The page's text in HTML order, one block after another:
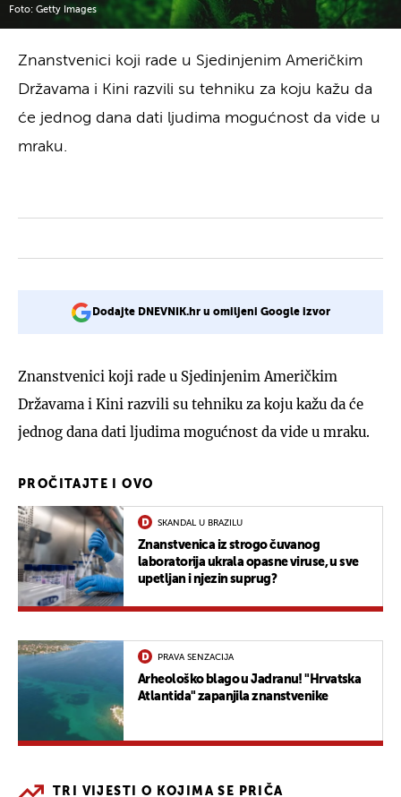
Foto: Getty Images
Znanstvenici koji rade u Sjedinjenim Američkim
Državama i Kini razvili su tehniku za koju kažu da
će jednog dana dati ljudima mogućnost da vide u
mraku.
Dodajte DNEVNIK.hr u omiljeni Google izvor
Znanstvenici koji rade u Sjedinjenim Američkim
Državama i Kini razvili su tehniku za koju kažu da će
jednog dana dati ljudima mogućnost da vide u mraku.
PROČITAJTE I OVO
SKANDAL U BRAZILU
Znanstvenica iz strogo čuvanog
laboratorija ukrala opasne viruse, u sve
upetljan i njezin suprug?
PRAVA SENZACIJA
Arheološko blago u Jadranu! "Hrvatska
Atlantida" zapanjila znanstvenike
TRI VIJESTI O KOJIMA SE PRIČA